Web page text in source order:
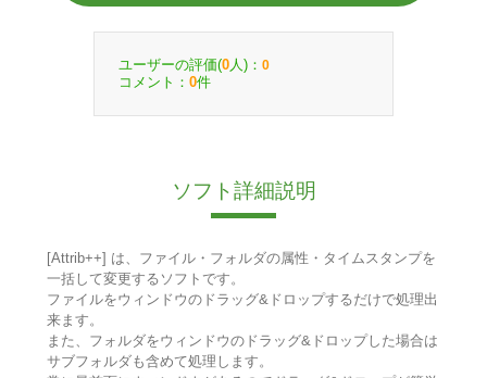
ユーザーの評価(0 人)： 0
コメント： 0件
ソフト詳細説明
[Attrib++] は、ファイル・フォルダの属性・タイムスタンプを
一括して変更するソフトです。
ファイルをウィンドウのドラッグ&ドロップするだけで処理出
来ます。
また、フォルダをウィンドウのドラッグ&ドロップした場合は
サブフォルダも含めて処理します。